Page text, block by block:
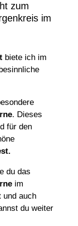
zum
im
biete ich im
. Dieses
für den
du das
im
und auch
du weiter